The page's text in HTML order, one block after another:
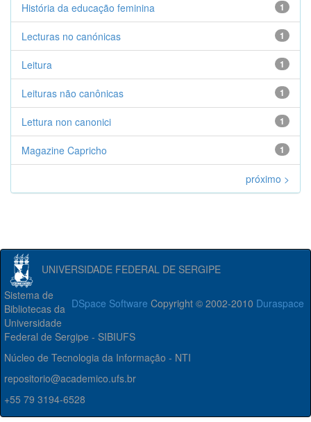
1
História da educação feminina
1
Lecturas no canónicas
1
Leitura
1
Leituras não canônicas
1
Lettura non canonici
1
Magazine Capricho
próximo >
UNIVERSIDADE FEDERAL DE SERGIPE
DSpace Software Copyright © 2002-2010 Duraspace
Sistema de
Bibliotecas da
Universidade
Federal de Sergipe - SIBIUFS
Núcleo de Tecnologia da Informação - NTI
repositorio@academico.ufs.br
+55 79 3194-6528